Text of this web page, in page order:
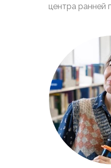
центра ранней